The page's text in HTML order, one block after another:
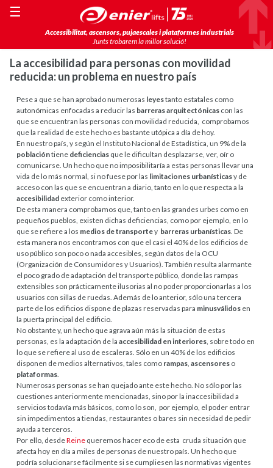
Accessibilitat, ascensors, pujaescales i plataformes industrials
Junts trobarem la millor solució!
☰
La accesibilidad para personas con movilidad
reducida: un problema en nuestro país
Pese a que se han aprobado numerosas leyestanto estatales como
autonómicas enfocadas a reducir las barreras arquitectónicas con las
que se encuentran las personas con movilidad reducida, comprobamos
que la realidad de este hecho es bastante utópica a día de hoy.
En nuestro país, y según el Instituto Nacional de Estadística, un 9% de la
poblacióntiene deficiencias que le dificultan desplazarse, ver, oír o
comunicarse. Un hecho que no imposibilitaría a estas personas llevar una
vida de lo más normal, si no fuese por las limitaciones urbanísticasy de
acceso con las que se encuentran a diario, tanto en lo que respecta a la
accesibilidad exterior como interior.
De esta manera comprobamos que, tanto en las grandes urbes como en
pequeños pueblos, existen dichas deficiencias, como por ejemplo, en lo
que se refiere a los medios de transportey barreras urbanísticas. De
esta manera nos encontramos con que el casi el 40% de los edificios de
uso público son poco o nada accesibles, según datos de la OCU
(Organización de Consumidores y Usuarios). También resulta alarmante
el poco grado de adaptación del transporte público, donde las rampas
extensibles son prácticamente ilusorias al no poder proporcionarlas a los
usuarios con sillas de ruedas. Además de lo anterior, sólo una tercera
parte de los edificios dispone de plazas reservadas para minusválidos en
la puerta principal del edificio.
No obstante y, un hecho que agrava aún más la situación de estas
personas, es la adaptación de laaccesibilidad en interiores, sobre todo en
lo que se refiere al uso de escaleras. Sólo en un 40% de los edificios
disponen de medios alternativos, tales como rampas,ascensores o
plataformas.
Numerosas personas se han quejado ante este hecho. No sólo por las
cuestiones anteriormente mencionadas, sino por la inaccesibilidad a
servicios todavía más básicos, como lo son, por ejemplo, el poder entrar
sin impedimentos a tiendas, restaurantes o bares sin necesidad de pedir
ayuda a terceros.
Por ello, desdeReine queremos hacer eco de esta cruda situación que
afecta hoy en día a miles de personas de nuestro país. Un hecho que
podría solucionarse fácilmente si se cumpliesen las normativas vigentes